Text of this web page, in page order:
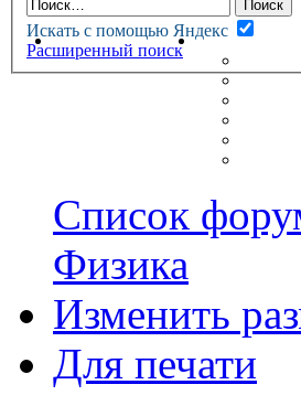
Искать с помощью Яндекс
Расширенный поиск
НОВАЯ ТЕОРИЯФОРУМ
Список
Физика
Изменить
Для печати